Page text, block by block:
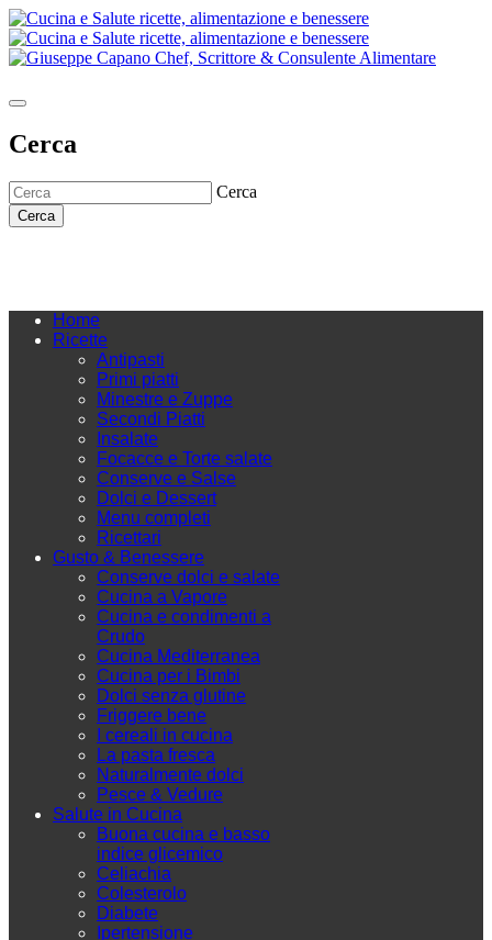
Cerca
Cerca
Cerca
Home
Ricette
Antipasti
Primi piatti
Minestre e Zuppe
Secondi Piatti
Insalate
Focacce e Torte salate
Conserve e Salse
Dolci e Dessert
Menu completi
Ricettari
Gusto & Benessere
Conserve dolci e salate
Cucina a Vapore
Cucina e condimenti a
Crudo
Cucina Mediterranea
Cucina per i Bimbi
Dolci senza glutine
Friggere bene
I cereali in cucina
La pasta fresca
Naturalmente dolci
Pesce & Vedure
Salute in Cucina
Buona cucina e basso
indice glicemico
Celiachia
Colesterolo
Diabete
Ipertensione